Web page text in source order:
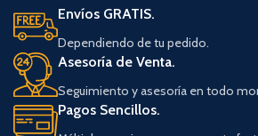
Envíos GRATIS.
Dependiendo de tu pedido.
Asesoría de Venta.
Seguimiento y asesoría en todo
Pagos Sencillos.